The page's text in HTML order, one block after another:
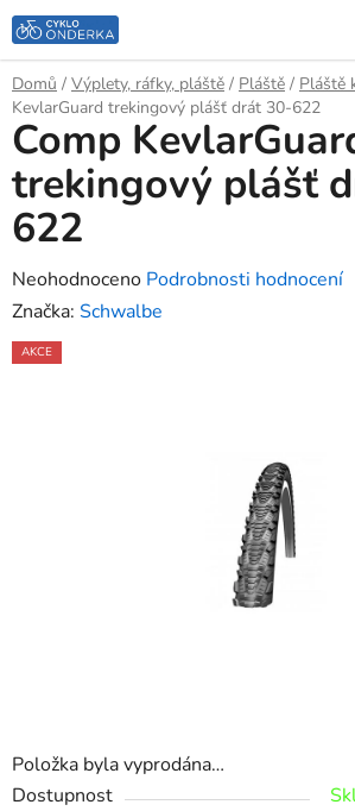
Přejít
na
obsah
Domů / Výplety, ráfky, pláště / Pláště / Pláště
KevlarGuard trekingový plášť drát 30-622
Položka byla vyprodána…
Dostupnost
Comp
trekingový plášť
622
Průměrné
hodnocení
produktu
Neohodnoceno Podrobnosti hodnocení
Značka: Schwalbe
AKCE